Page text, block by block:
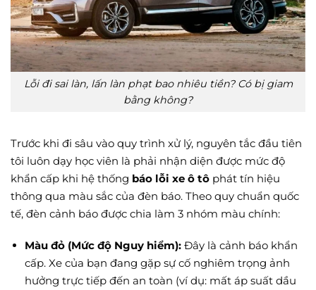
Lỗi đi sai làn, lấn làn phạt bao nhiêu tiền? Có bị giam
bằng không?
Trước khi đi sâu vào quy trình xử lý, nguyên tắc đầu tiên
tôi luôn dạy học viên là phải nhận diện được mức độ
khẩn cấp khi hệ thống báo lỗi xe ô tô phát tín hiệu
thông qua màu sắc của đèn báo. Theo quy chuẩn quốc
tế, đèn cảnh báo được chia làm 3 nhóm màu chính:
Màu đỏ (Mức độ Nguy hiểm):Đây là cảnh báo khẩn
cấp. Xe của bạn đang gặp sự cố nghiêm trọng ảnh
hưởng trực tiếp đến an toàn (ví dụ: mất áp suất dầu